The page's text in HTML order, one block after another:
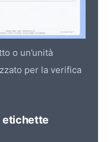
o un’unità
per la verifica
etichette